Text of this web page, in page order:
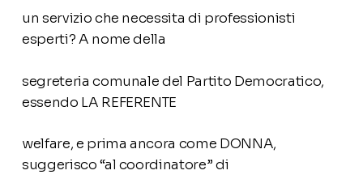
un servizio che necessita di professionisti
esperti? A nome della
segreteria comunale del Partito Democratico,
essendo LA REFERENTE
welfare, e prima ancora come DONNA,
suggerisco “al coordinatore” di